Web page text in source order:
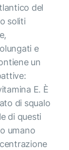
del
soliti
e
un
E. È
di squalo
di questi
umano